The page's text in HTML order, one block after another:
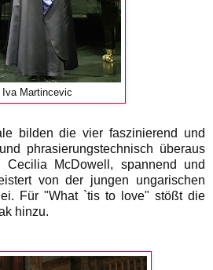
Iva Martincevic
bilden die vier faszinierend und
phrasierungstechnisch überaus
Cecilia McDowell, spannend und
von der jungen ungarischen
Für "What `tis to love" stößt die
hinzu.